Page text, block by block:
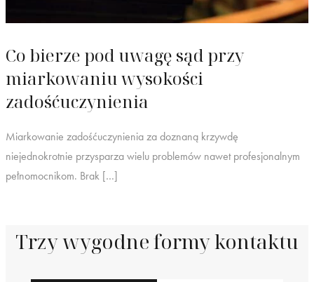
Co bierze pod uwagę sąd przy
miarkowaniu wysokości
zadośćuczynienia
Miarkowanie zadośćuczynienia za doznaną krzywdę
niejednokrotnie przysparza wielu problemów nawet profesjonalnym
pełnomocnikom. Brak […]
Trzy wygodne formy kontaktu